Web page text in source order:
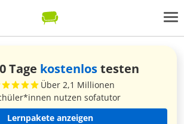
Tage kostenlostesten
Über 2,1 Millionen
nutzen sofatutor
Lernpakete anzeigen